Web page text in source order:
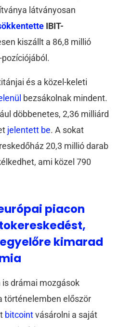
látványosan
IBIT-
kiszállt a 86,8 millió
és a közel-keleti
bezsákolnak mindent.
döbbenetes, 2,36 milliárd
jelentett be. A sokat
20,3 millió darab
ami közel 790
piacon
kimarad
drámai mozgások
történelemben először
bitcointvásárolni a saját